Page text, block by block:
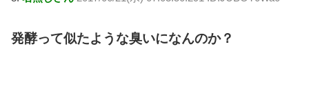
発酵って似たような臭いになんのか？